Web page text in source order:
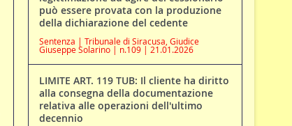
può essere provata con la produzione
della dichiarazione del cedente
Sentenza | Tribunale di Siracusa, Giudice
Giuseppe Solarino | n.109 | 21.01.2026
LIMITE ART. 119 TUB: Il cliente ha diritto
alla consegna della documentazione
relativa alle operazioni dell'ultimo
decennio